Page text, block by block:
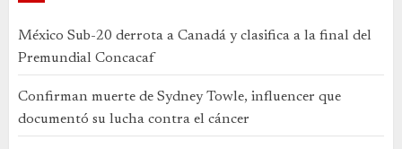
México Sub-20 derrota a Canadá y clasifica a la final del
Premundial Concacaf
Confirman muerte de Sydney Towle, influencer que
documentó su lucha contra el cáncer